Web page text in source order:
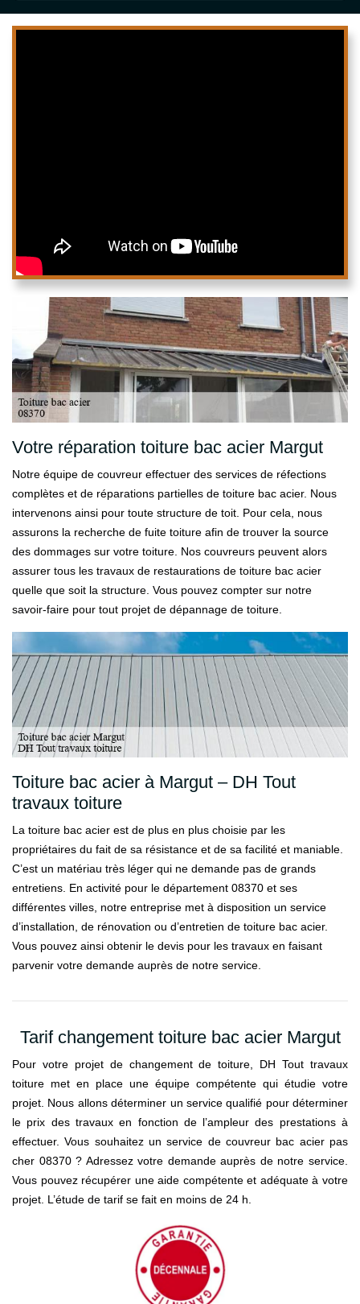
Votre réparation toiture bac acier Margut
Notre équipe de couvreur effectuer des services de réfections
complètes et de réparations partielles de toiture bac acier. Nous
intervenons ainsi pour toute structure de toit. Pour cela, nous
assurons la recherche de fuite toiture afin de trouver la source
des dommages sur votre toiture. Nos couvreurs peuvent alors
assurer tous les travaux de restaurations de toiture bac acier
quelle que soit la structure. Vous pouvez compter sur notre
savoir-faire pour tout projet de dépannage de toiture.
Toiture bac acier à Margut – DH Tout
travaux toiture
La toiture bac acier est de plus en plus choisie par les
propriétaires du fait de sa résistance et de sa facilité et maniable.
C’est un matériau très léger qui ne demande pas de grands
entretiens. En activité pour le département 08370 et ses
différentes villes, notre entreprise met à disposition un service
d’installation, de rénovation ou d’entretien de toiture bac acier.
Vous pouvez ainsi obtenir le devis pour les travaux en faisant
parvenir votre demande auprès de notre service.
Tarif changement toiture bac acier Margut
Pour votre projet de changement de toiture, DH Tout travaux
toiture met en place une équipe compétente qui étudie votre
projet. Nous allons déterminer un service qualifié pour déterminer
le prix des travaux en fonction de l’ampleur des prestations à
effectuer. Vous souhaitez un service de couvreur bac acier pas
cher 08370 ? Adressez votre demande auprès de notre service.
Vous pouvez récupérer une aide compétente et adéquate à votre
projet. L’étude de tarif se fait en moins de 24 h.